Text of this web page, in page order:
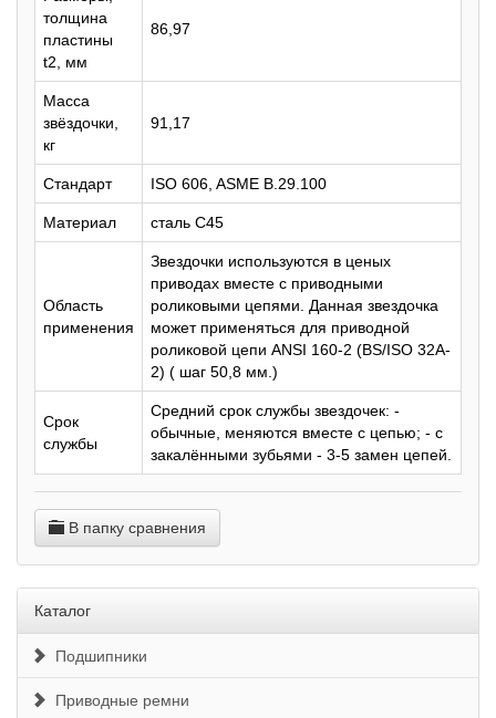
толщина
пластины
t2, мм
86,97
Масса
звёздочки,
кг
91,17
Стандарт ISO 606, ASME B.29.100
Материал сталь C45
Область
применения
Звездочки используются в ценых
приводах вместе с приводными
роликовыми цепями. Данная звездочка
может применяться для приводной
роликовой цепи ANSI 160-2 (BS/ISO 32A-
2) ( шаг 50,8 мм.)
Срок
службы
Средний срок службы звездочек: -
обычные, меняются вместе с цепью; - с
закалёнными зубьями - 3-5 замен цепей.
В папку сравнения
Каталог
Подшипники
Приводные ремни